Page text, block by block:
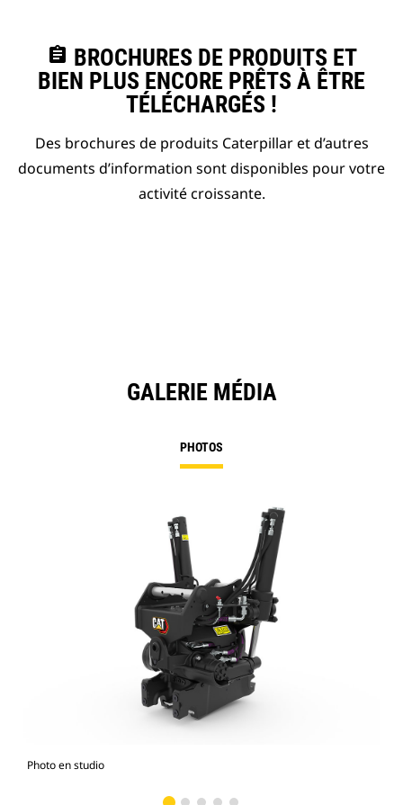
assignment BROCHURES DE PRODUITS ET
BIEN PLUS ENCORE PRÊTS À ÊTRE
TÉLÉCHARGÉS !
Des brochures de produits Caterpillar et d’autres
documents d’information sont disponibles pour votre
activité croissante.
GALERIE MÉDIA
PHOTOS
Photo en studio